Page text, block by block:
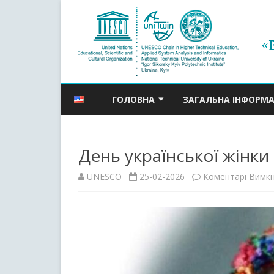
ГОЛОВНА
АНОНСИ ПОДІЙ
АРХІВ АНОНСІВ
ЗАГАЛЬНА
День української жінки
UNESCO 25-02-2026 Коментарі